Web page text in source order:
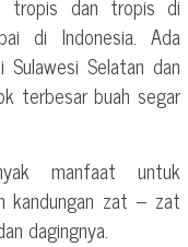
di Indonesia. Ada
Selatan dan
terbesar buah segar
manfaat untuk
kandungan zat – zat
dagingnya.